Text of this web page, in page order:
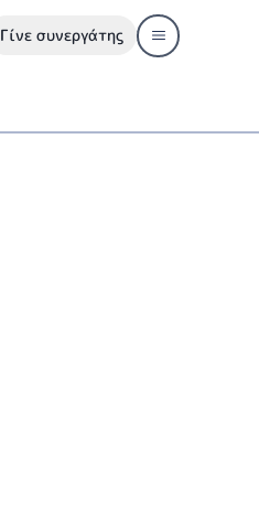
Γίνε συνεργάτης